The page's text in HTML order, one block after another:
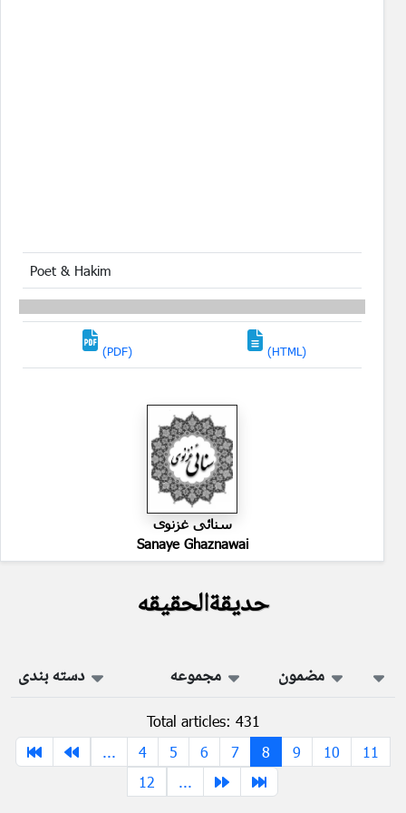
Poet & Hakim
(PDF) (HTML)
سنائی غزنوی
Sanaye Ghaznawai
حدیقةالحقیقه
مضمون مجموعه دسته بندی
Total articles: 431
...
4 5 6 7 8 9 10
11
12
...